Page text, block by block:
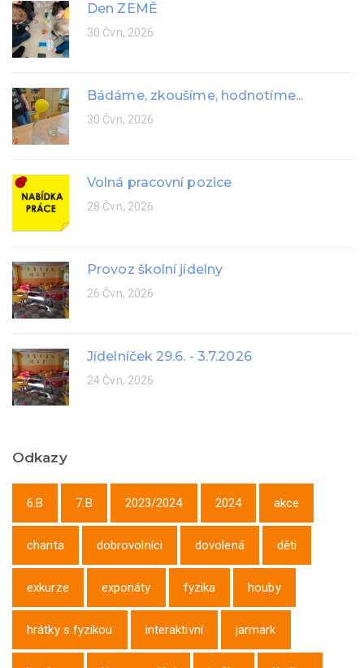
Den ZEMĚ
30 Čvn, 2026
Bádáme, zkoušíme, hodnotíme...
30 Čvn, 2026
Volná pracovní pozice
28 Čvn, 2026
Provoz školní jídelny
26 Čvn, 2026
Jídelníček 29.6. - 3.7.2026
24 Čvn, 2026
Odkazy
6.B 7.B 2023/2024 2024 akce
charita dobrovolníci dovolená děti
exkurze exponáty fyzika houby
hrátky s fyzikou interaktivní jarmark